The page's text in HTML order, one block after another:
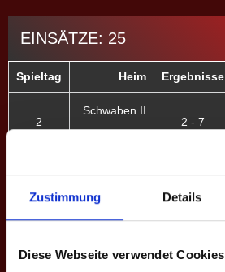
Zustimmung Details
Diese Webseite verwendet Cookies
EINSÄTZE: 25
Spieltag Heim Ergebnisse
2
Schwaben II
2 - 7